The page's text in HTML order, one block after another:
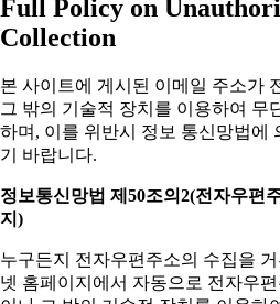
Full Policy on
Collection
본 사이트에 게시된 이메일 주소가
그 밖의 기술적 장치를 이용하여 무
하며, 이를 위반시 정보 통신망법에
기 바랍니다.
정보통신망법 제50조의2(전자우편
지)
누구든지 전자우편주소의 수집을
넷 홈페이지에서 자동으로 전자우